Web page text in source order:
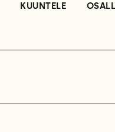
KUUNTELE